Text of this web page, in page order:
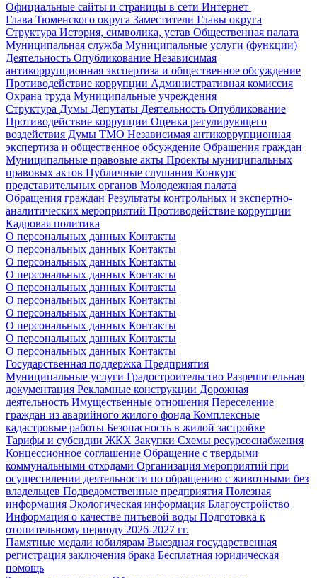
Официальные сайты и страницы в сети Интернет
Глава Тюменского округа Заместители Главы округа
Структура История, символика, устав Общественная палата
Муниципальная служба Муниципальные услуги (функции)
Деятельность Опубликование Независимая
антикоррупционная экспертиза и общественное обсуждение
Противодействие коррупции Административная комиссия
Охрана труда Муниципальные учреждения
Структура Думы Депутаты Деятельность Опубликование
Противодействие коррупции Оценка регулирующего
воздействия Думы ТМО Независимая антикоррупционная
экспертиза и общественное обсуждение Обращения граждан
Муниципальные правовые акты Проекты муниципальных
правовых актов Публичные слушания Конкурс
представительных органов Молодежная палата
Обращения граждан Результаты контрольных и экспертно-
аналитических мероприятий Противодействие коррупции
Кадровая политика
О персональных данных Контакты
О персональных данных Контакты
О персональных данных Контакты
О персональных данных Контакты
О персональных данных Контакты
О персональных данных Контакты
О персональных данных Контакты
О персональных данных Контакты
О персональных данных Контакты
О персональных данных Контакты
Государственная поддержка Предприятия
Муниципальные услуги Градостроительство Разрешительная
документация Рекламные конструкции Дорожная
деятельность Имущественные отношения Переселение
граждан из аварийного жилого фонда Комплексные
кадастровые работы Безопасность в жилой застройке
Тарифы и субсидии ЖКХ Закупки Схемы ресурсоснабжения
Концессионное соглашение Обращение с твердыми
коммунальными отходами Организация мероприятий при
осуществлении деятельности по обращению с животными без
владельцев Подведомственные предприятия Полезная
информация Экологическая информация Благоустройство
Информация о качестве питьевой воды Подготовка к
отопительному периоду 2026-2027 гг.
Памятные медали юбилярам Выездная государственная
регистрация заключения брака Бесплатная юридическая
помощь